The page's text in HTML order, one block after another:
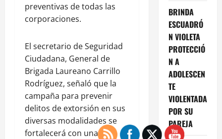
preventivas de todas las
corporaciones.
El secretario de Seguridad
Ciudadana, General de
Brigada Laureano Carrillo
Rodríguez, señaló que la
campaña para prevenir
delitos de extorsión en sus
diversas modalidades se
fortalecerá con una ruta
BRINDA
ESCUADRÓ
N VIOLETA
PROTECCIÓ
N A
ADOLESCEN
TE
VIOLENTADA
POR SU
PAREJA